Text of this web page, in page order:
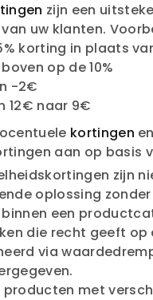
zijn een
uw klanten.
korting in plaats
op de 10%
-2€
12€ naar 9€
kortingen
aan op basis
zijn
oplossing
een
die recht geeft
via
producten met